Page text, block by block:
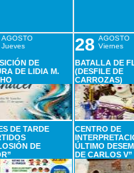
AGOSTO
Jueves
DE
DE LIDIA M.
DE TARDE
DE
28 AGOSTO
Viernes
BATALLA DE
(DESFILE DE
CARROZAS)
CENTRO DE
ÚLTIMO
DE CARLOS V”